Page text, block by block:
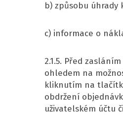
b) způsobu úhrady
c) informace o
2.1.5. Před
ohledem na
kliknutím na
obdržení
uživatelském účtu